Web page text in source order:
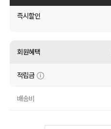
원피스
액티브
아우터
즉시할인
회원혜택
적립금
배송비